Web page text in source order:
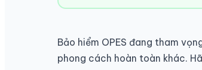
Bảo hiểm OPES đang tham
phong cách hoàn toàn khác.